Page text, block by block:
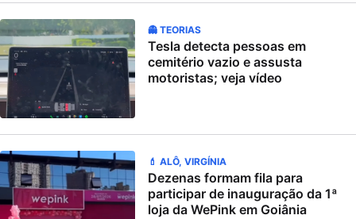
👻 TEORIAS
Tesla detecta pessoas em
cemitério vazio e assusta
motoristas; veja vídeo
💄 ALÔ, VIRGÍNIA
Dezenas formam fila para
participar de inauguração da 1ª
loja da WePink em Goiânia